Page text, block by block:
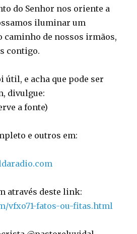
do Senhor nos oriente a
iluminar um
caminho de nossos irmãos,
contigo.
útil, e acha que pode ser
divulgue:
a fonte)
e outros em:
através deste link:
vfxo71-fatos-ou-fitas.html